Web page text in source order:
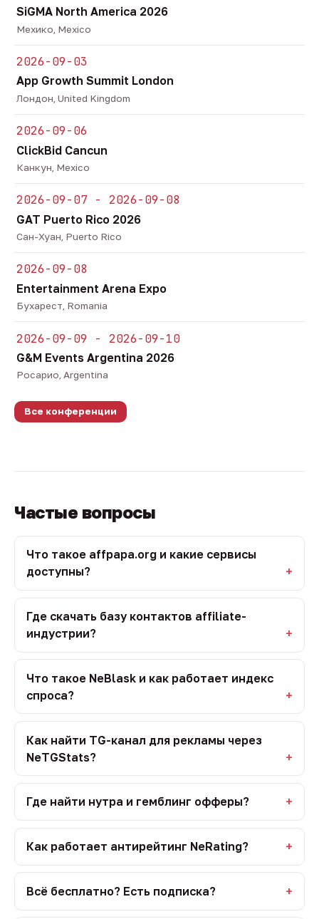
SiGMA North America 2026
Мехико, Mexico
2026-09-03
App Growth Summit London
Лондон, United Kingdom
2026-09-06
ClickBid Cancun
Канкун, Mexico
2026-09-07 - 2026-09-08
GAT Puerto Rico 2026
Сан-Хуан, Puerto Rico
2026-09-08
Entertainment Arena Expo
Бухарест, Romania
2026-09-09 - 2026-09-10
G&M Events Argentina 2026
Росарио, Argentina
Все конференции
Частые вопросы
Что такое affpapa.org и какие сервисы
доступны?
Где скачать базу контактов affiliate-
индустрии?
Что такое NeBlask и как работает индекс
спроса?
Как найти TG-канал для рекламы через
NeTGStats?
Где найти нутра и гемблинг офферы?
Как работает антирейтинг NeRating?
Всё бесплатно? Есть подписка?